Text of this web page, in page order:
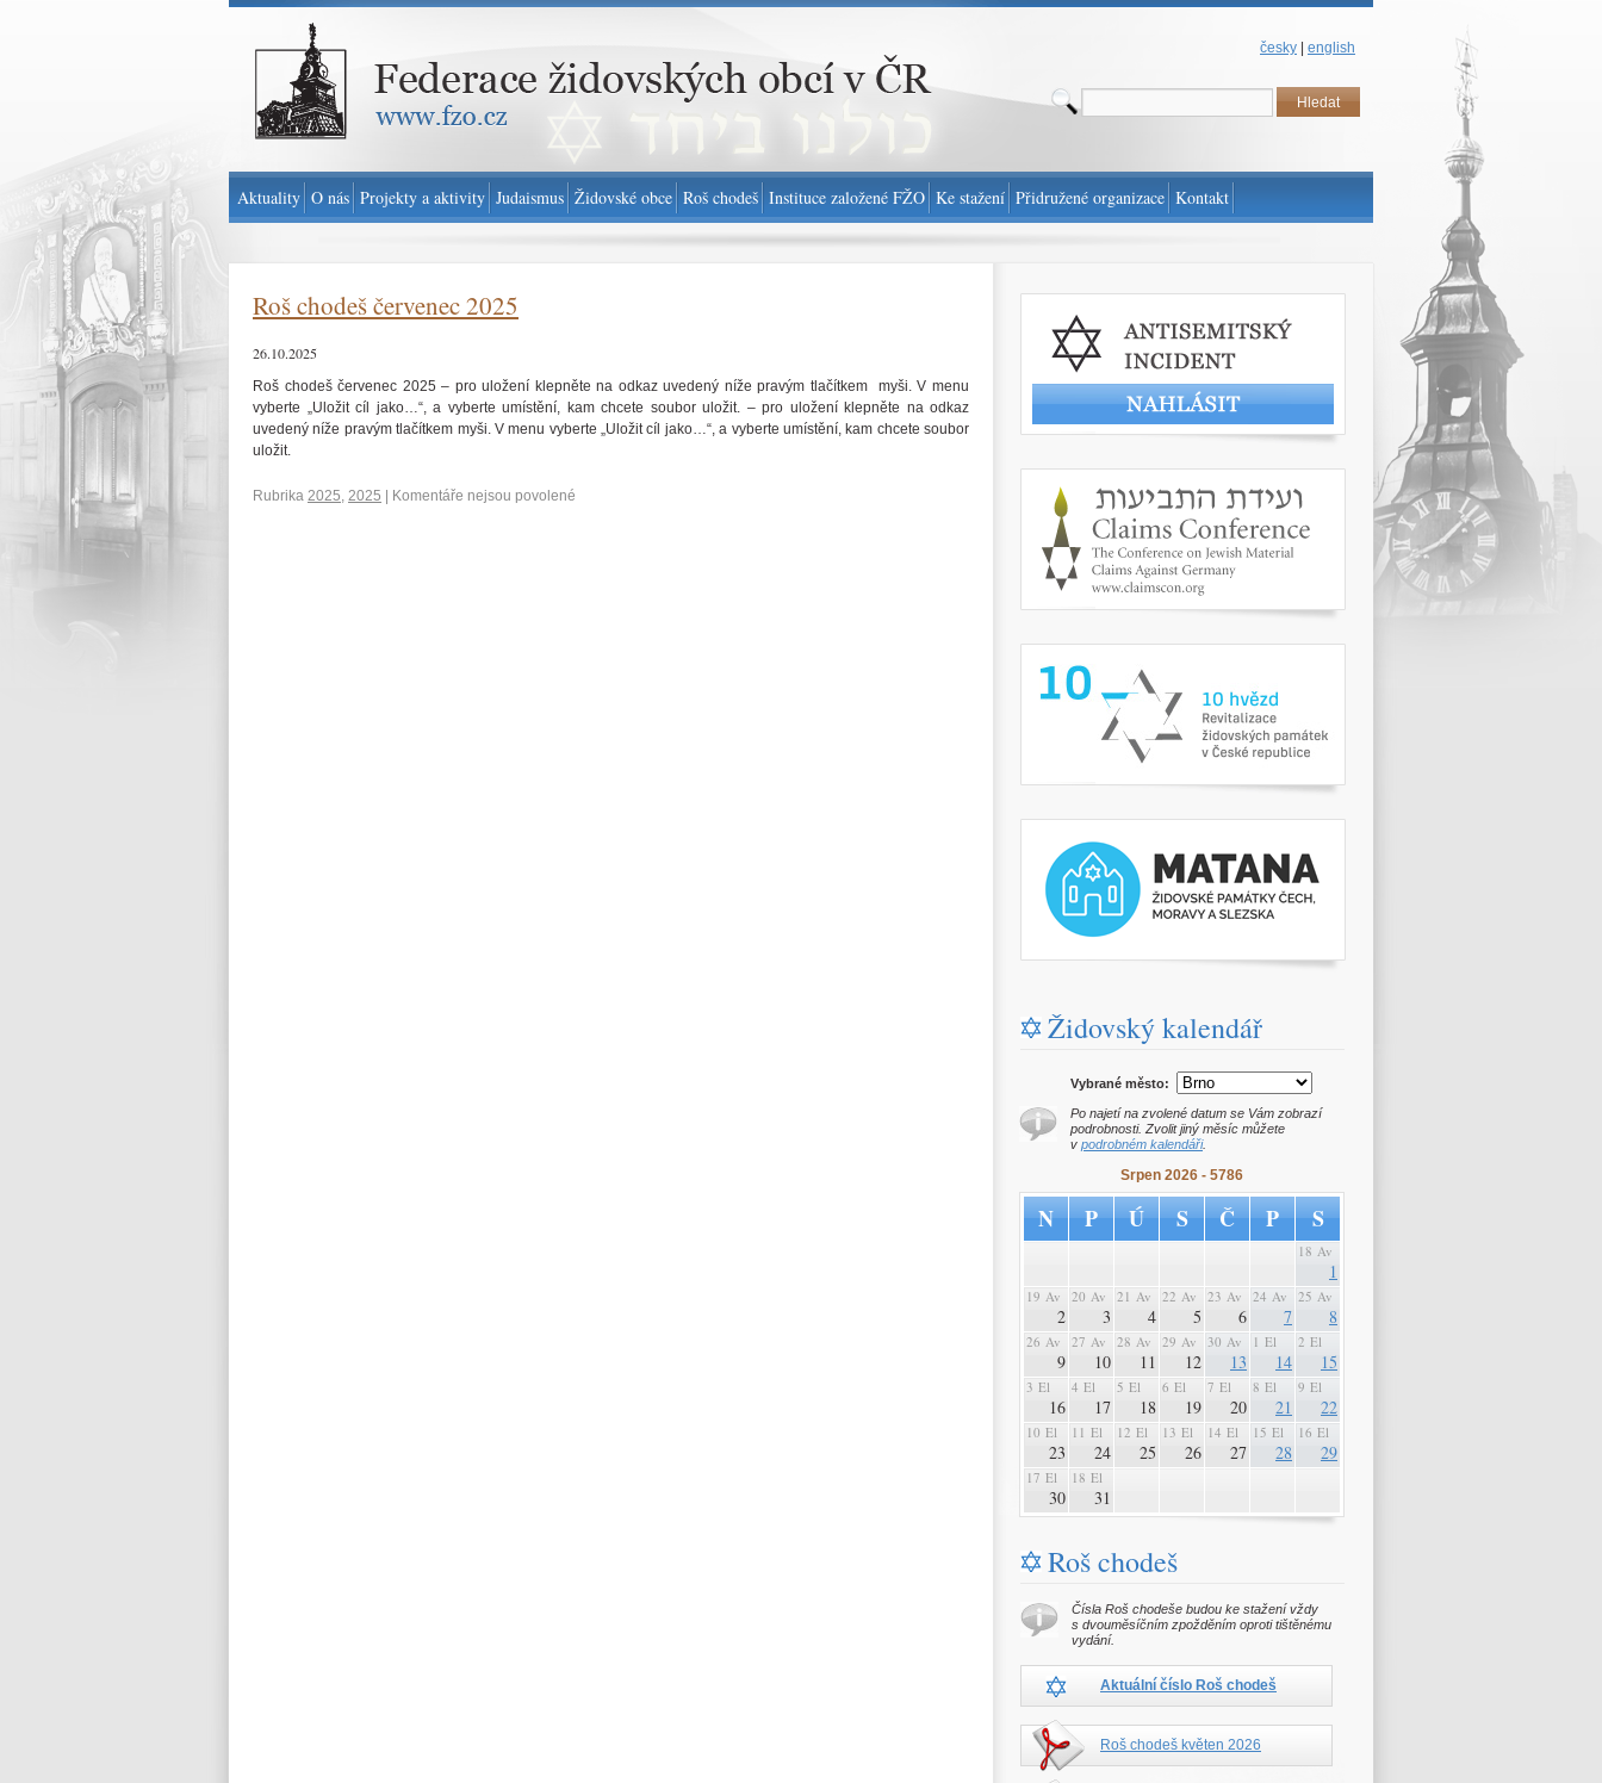
Federace židovských obcí v ČR - www.fzo.cz
česky english
Roš chodeš červenec 2025
26.10.2025
Roš chodeš červenec 2025 – pro uložení klepněte na odkaz uvedený níže pravým tlačítkem myši. V menu
vyberte „Uložit cíl jako…“, a vyberte umístění, kam chcete soubor uložit. – pro uložení klepněte na odkaz
uvedený níže pravým tlačítkem myši. V menu vyberte „Uložit cíl jako…“, a vyberte umístění, kam chcete soubor
uložit.
Rubrika 2025, 2025 Komentáře nejsou povolené
Židovský kalendář
Vybrané město:
Po najetí na zvolené datum se Vám zobrazí
podrobnosti. Zvolit jiný měsíc můžete
v podrobném kalendáři.
Srpen 2026 - 5786
N P Ú S Č P S
18 Av
1
19 Av
2
20 Av
3
21 Av
4
22 Av
5
23 Av
6
24 Av
7
25 Av
8
26 Av
9
27 Av
10
28 Av
11
29 Av
12
30 Av
13
1 El
14
2 El
15
3 El
16
4 El
17
5 El
18
6 El
19
7 El
20
8 El
21
9 El
22
10 El
23
11 El
24
12 El
25
13 El
26
14 El
27
15 El
28
16 El
29
17 El
30
18 El
31
Roš chodeš
Čísla Roš chodeše budou ke stažení vždy
s dvouměsíčním zpožděním oproti tištěnému
vydání.
Aktuální číslo Roš chodeš
Roš chodeš květen 2026
Aktuality O nás Projekty a aktivity Judaismus Židovské obce Roš chodeš Instituce založené FŽO Ke stažení Přidružené organizace Kontakt